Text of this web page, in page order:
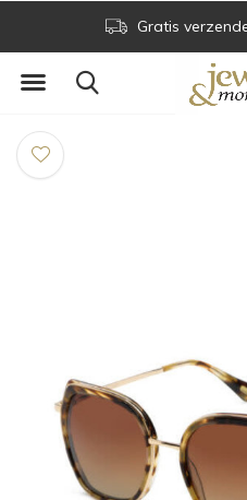
Gratis